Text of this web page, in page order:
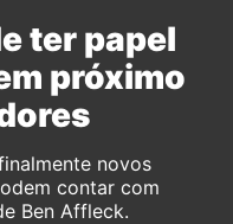
ter papel
próximo
novos
contar com
Ben Affleck.